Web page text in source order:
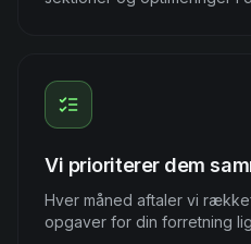
Vi prioriterer dem
Hver måned aftaler vi
opgaver for din forretning